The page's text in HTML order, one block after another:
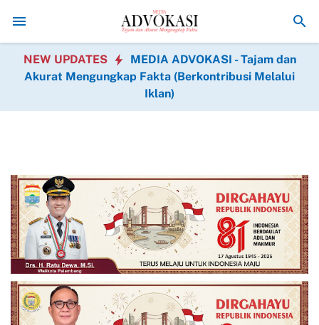
Kegembiraan Bapak Wito Tupar Terima Bantuan Program
NEW UPDATES
MEDIA ADVOKASI - Tajam dan
Akurat Mengungkap Fakta (Berkontribusi Melalui
Iklan)